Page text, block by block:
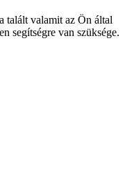
talált valamit az Ön által
segítségre van szüksége.